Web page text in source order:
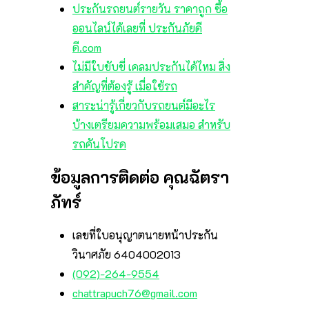
ประกันรถยนต์รายวัน ราคาถูก ซื้อ
ออนไลน์ได้เลยที่ ประกันภัยดี
ดี.com
ไม่มีใบขับขี่ เคลมประกันได้ไหม สิ่ง
สำคัญที่ต้องรู้ เมื่อใช้รถ
สาระน่ารู้เกี่ยวกับรถยนต์มีอะไร
บ้างเตรียมความพร้อมเสมอ สำหรับ
รถคันโปรด
ข้อมูลการติดต่อ คุณฉัตรา
ภัทร์
เลขที่ใบอนุญาตนายหน้าประกัน
วินาศภัย 6404002013
(092)-264-9554
chattrapuch76@gmail.com